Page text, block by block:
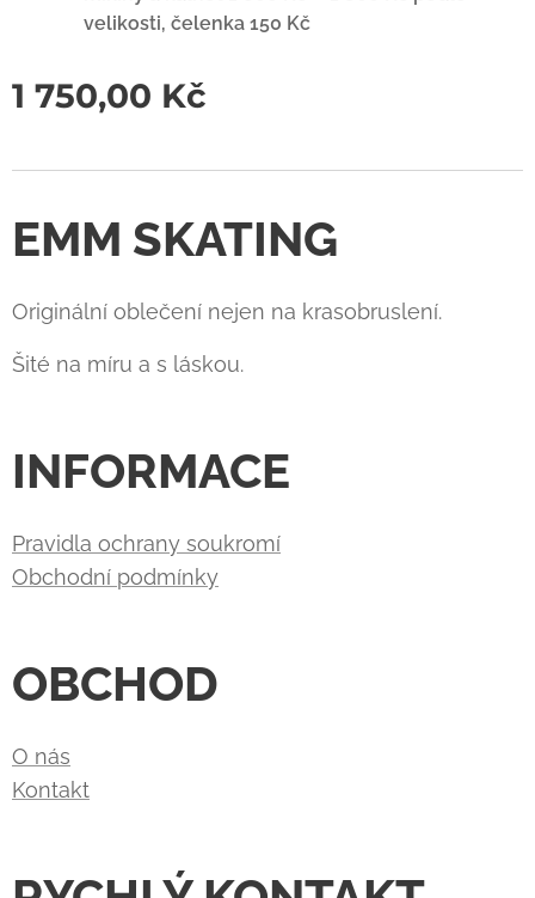
velikosti, čelenka 150 Kč
1 750,00 Kč
EMM SKATING
Originální oblečení nejen na krasobruslení.
Šité na míru a s láskou.
INFORMACE
Pravidla ochrany soukromí
Obchodní podmínky
OBCHOD
O nás
Kontakt